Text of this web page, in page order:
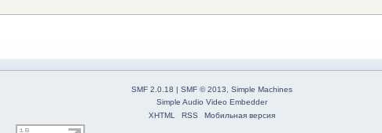
SMF 2.0.18 | SMF © 2013
Simple Machines
Simple Audio Video Embedder
XHTML
RSS Мобильная версия